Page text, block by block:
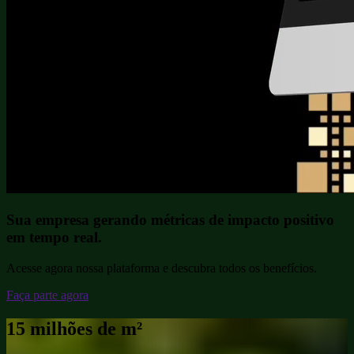
Sua empresa gerando métricas de impacto positivo
em tempo real.
Acesse agora nossa plataforma e descubra todos os benefícios.
Faça parte agora
15 milhões de m²